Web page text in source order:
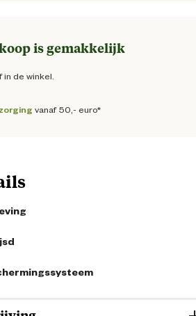
is gemakkelijk
de winkel.
vanaf 50,- euro*